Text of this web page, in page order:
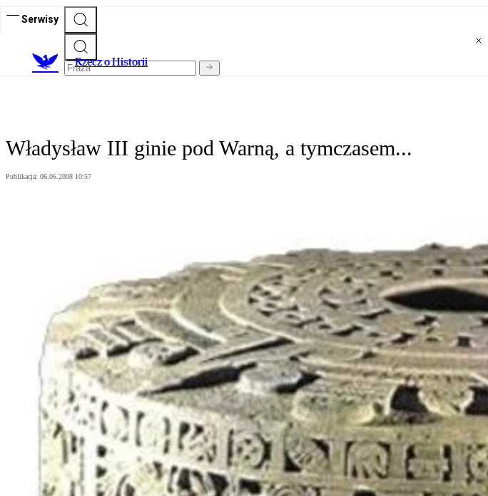
Serwisy
Rzecz o Historii
Władysław III ginie pod Warną, a tymczasem...
Publikacja: 06.06.2008 10:57